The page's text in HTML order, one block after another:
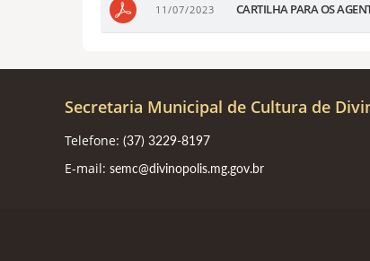
11/07/2023 CARTILHA PARA OS
Secretaria Municipal de Cultura de
Telefone: (37) 3229-8197
E-mail: semc@divinopolis.mg.gov.br